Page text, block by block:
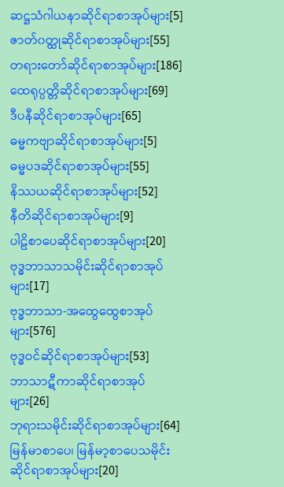
ဆဋ္ဌသံဂါယနာဆိုင်ရာစာအုပ်များ[5]
ဇာတ်၀တ္ထုဆိုင်ရာစာအုပ်များ[55]
တရားတော်ဆိုင်ရာစာအုပ်များ[186]
ထေရုပ္ပတ္တိဆိုင်ရာစာအုပ်များ[69]
ဒီပနီဆိုင်ရာစာအုပ်များ[65]
ဓမ္မကဗျာဆိုင်ရာစာအုပ်များ[5]
ဓမ္မပဒဆိုင်ရာစာအုပ်များ[55]
နိဿယဆိုင်ရာစာအုပ်များ[52]
နီတိဆိုင်ရာစာအုပ်များ[9]
ပါဠိစာပေဆိုင်ရာစာအုပ်များ[20]
ဗုဒ္ဓဘာသာသမိုင်းဆိုင်ရာစာအုပ်
များ[17]
ဗုဒ္ဓဘာသာ-အထွေထွေစာအုပ်
များ[576]
ဗုဒ္ဓဝင်ဆိုင်ရာစာအုပ်များ[53]
ဘာသာဋီကာဆိုင်ရာစာအုပ်
များ[26]
ဘုရားသမိုင်းဆိုင်ရာစာအုပ်များ[64]
မြန်မာစာပေ၊ မြန်မာ့စာပေသမိုင်း
ဆိုင်ရာစာအုပ်များ[20]